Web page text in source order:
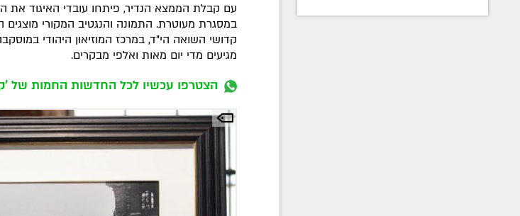
עם קבלת הממצא הנדיר, פיתחו עובדי האיגוד את
במסגרת מעוטרת. התמונה והנגטיב המקורי מוצגים
קדושי השואה הי"ד, במרכז המוזיאון היהודי
מגיעים מדי יום מאות ואלפי מבקרים.
הצטרפו עכשיו לכל החדשות החמות של